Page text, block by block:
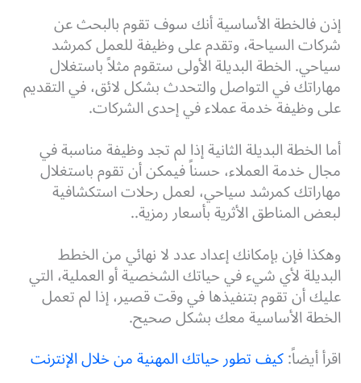
إذن فالخطة الأساسية أنك سوف تقوم بالبحث عن
شركات السياحة، وتقدم على وظيفة للعمل كمرشد
سياحي. الخطة البديلة الأولى ستقوم مثلاً باستغلال
مهاراتك في التواصل والتحدث بشكل لائق، في التقديم
على وظيفة خدمة عملاء في إحدى الشركات.
أما الخطة البديلة الثانية إذا لم تجد وظيفة مناسبة في
مجال خدمة العملاء، حسناً فيمكن أن تقوم باستغلال
مهاراتك كمرشد سياحي، لعمل رحلات استكشافية
لبعض المناطق الأثرية بأسعار رمزية..
وهكذا فإن بإمكانك إعداد عدد لا نهائي من الخطط
البديلة لأي شيء في حياتك الشخصية أو العملية، التي
عليك أن تقوم بتنفيذها في وقت قصير، إذا لم تعمل
الخطة الأساسية معك بشكل صحيح.
اقرأ أيضاً:كيف تطور حياتك المهنية من خلال الإنترنت